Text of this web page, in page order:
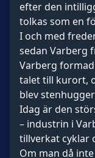
efter den
tolkas som en
I och med
sedan Varberg
Varberg
talet till kurort,
blev
Idag är den
– industrin i
tillverkat cyklar
Om man då